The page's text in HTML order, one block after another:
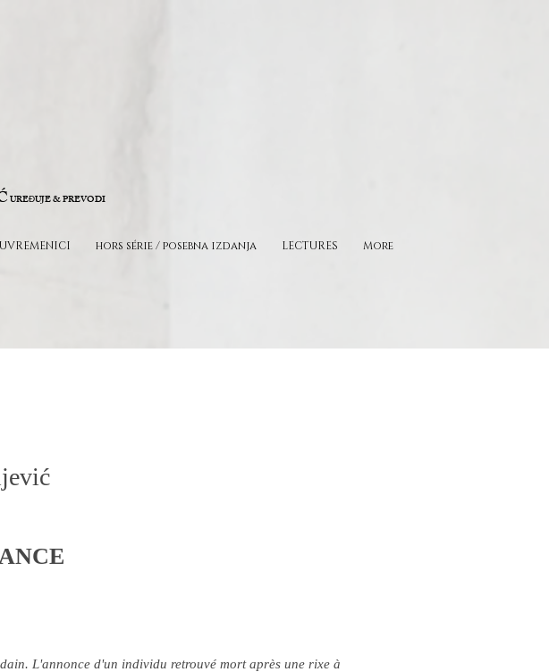
UREĐUJE & PREVODI
hors série / posebna izdanja LECTURES More
L'annonce d'un individu retrouvé mort après une rixe à